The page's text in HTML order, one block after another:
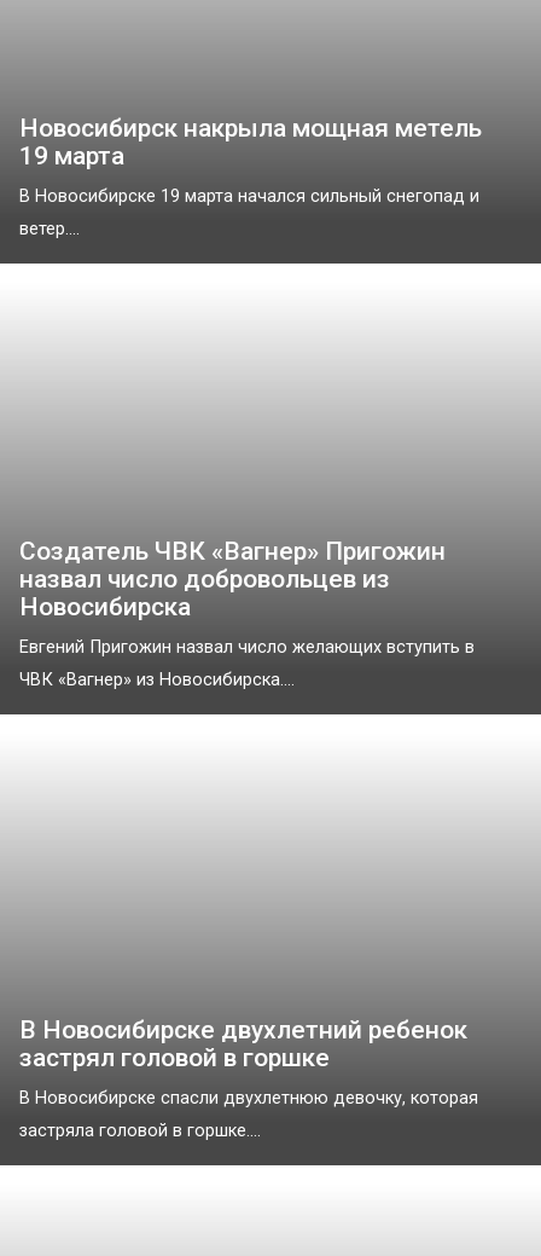
Новосибирск накрыла мощная метель
19 марта
В Новосибирске 19 марта начался сильный снегопад и
ветер....
Создатель ЧВК «Вагнер» Пригожин
назвал число добровольцев из
Новосибирска
Евгений Пригожин назвал число желающих вступить в
ЧВК «Вагнер» из Новосибирска....
В Новосибирске двухлетний ребенок
застрял головой в горшке
В Новосибирске спасли двухлетнюю девочку, которая
застряла головой в горшке....